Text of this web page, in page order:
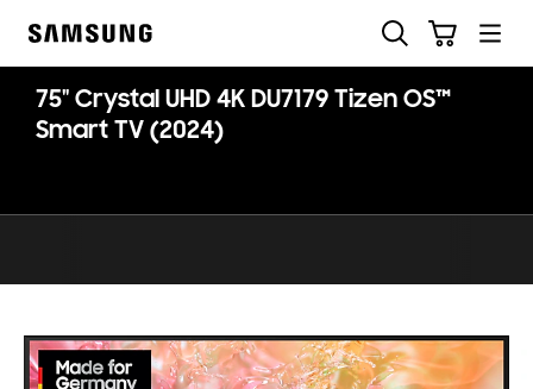
75" Crystal UHD 4K DU7179 Tizen OS™
Smart TV (2024)